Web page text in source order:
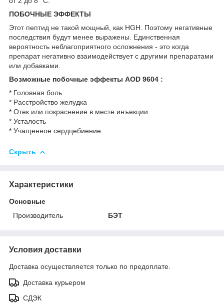
ПОБОЧНЫЕ ЭФФЕКТЫ
Этот пептид не такой мощный, как HGH. Поэтому негативные
последствия будут менее выражены. Единственная
вероятность неблагоприятного осложнения - это когда
препарат негативно взаимодействует с другими препаратами
или добавками.
Возможные побочные эффекты AOD 9604 :
* Головная боль
* Расстройство желудка
* Отек или покраснение в месте инъекции
* Усталость
* Учащенное сердцебиение
Скрыть
Характеристики
Основные
Производитель
БЭТ
Условия доставки
Доставка осуществляется только по предоплате.
Доставка курьером
СДЭК